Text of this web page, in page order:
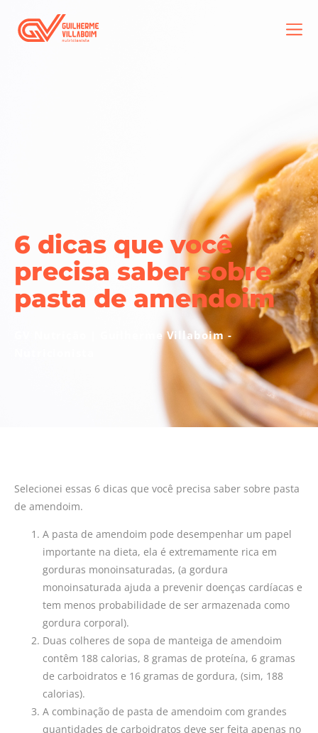
6 dicas que você
precisa saber sobre
pasta de amendoim
GV Nutrição | Guilherme Villaboim -
Selecionei essas 6 dicas que você precisa saber sobre pasta
de amendoim.
A pasta de amendoim pode desempenhar um papel
importante na dieta, ela é extremamente rica em
gorduras monoinsaturadas, (a gordura
monoinsaturada ajuda a prevenir doenças cardíacas e
tem menos probabilidade de ser armazenada como
gordura corporal).
Duas colheres de sopa de manteiga de amendoim
contêm 188 calorias, 8 gramas de proteína, 6 gramas
de carboidratos e 16 gramas de gordura, (sim, 188
calorias).
A combinação de pasta de amendoim com grandes
quantidades de carboidratos deve ser feita apenas no